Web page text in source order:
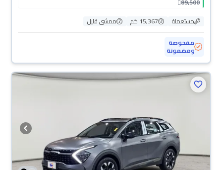
مستعملة
15,367 كم
ممشى قليل
مفحوصة
ومضمونة